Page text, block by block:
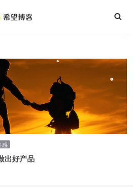
感
出好产品
•
•